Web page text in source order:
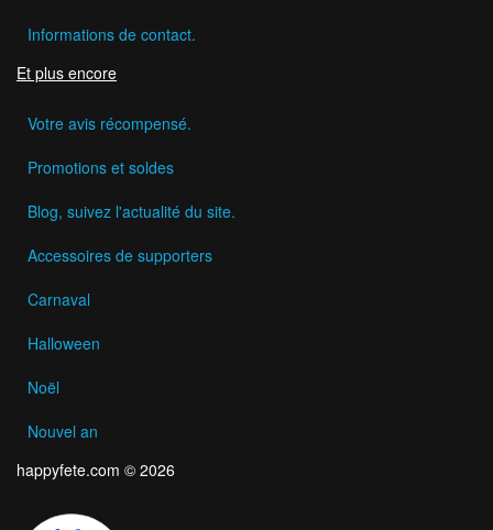
Informations de contact.
Et plus encore
Votre avis récompensé.
Promotions et soldes
Blog, suivez l'actualité du site.
Accessoires de supporters
Carnaval
Halloween
Noël
Nouvel an
happyfete.com © 2026